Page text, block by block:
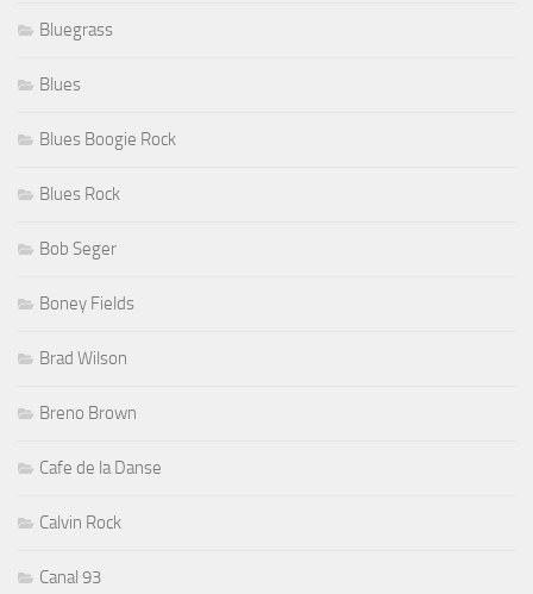
Bluegrass
Blues
Blues Boogie Rock
Blues Rock
Bob Seger
Boney Fields
Brad Wilson
Breno Brown
Cafe de la Danse
Calvin Rock
Canal 93